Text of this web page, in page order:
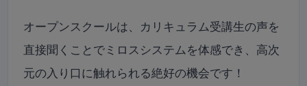
オープンスクールは、カリキュラム受講生の声を
直接聞くことでミロスシステムを体感でき、高次
元の入り口に触れられる絶好の機会です！